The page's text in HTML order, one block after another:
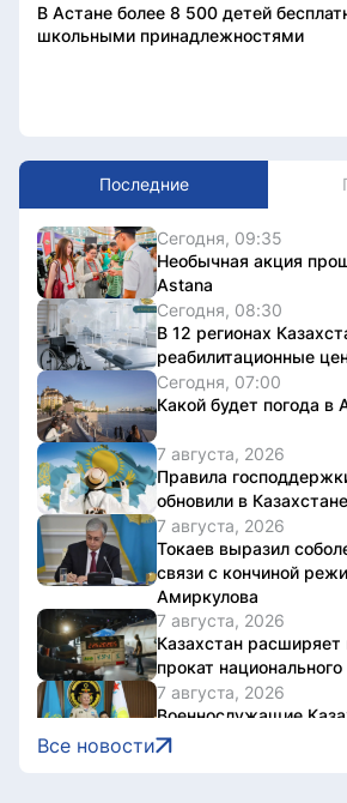
В Астане более 8 500 детей
школьными принадлежностями
Последние
Сегодня, 09:35
Необычная акция
Astana
Сегодня, 08:30
В 12 регионах
реабилитационные
Сегодня, 07:00
Какой будет погода в
7 августа, 2026
Правила
обновили в Казахстане
7 августа, 2026
Токаев выразил
связи с кончиной
Амиркулова
7 августа, 2026
Казахстан расширяет
прокат национального
7 августа, 2026
Военнослужащие
присоединились к
Все новости